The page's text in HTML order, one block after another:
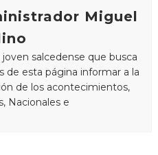
Miguel
joven salcedense que busca
de esta página informar a la
de los acontecimientos,
Nacionales e